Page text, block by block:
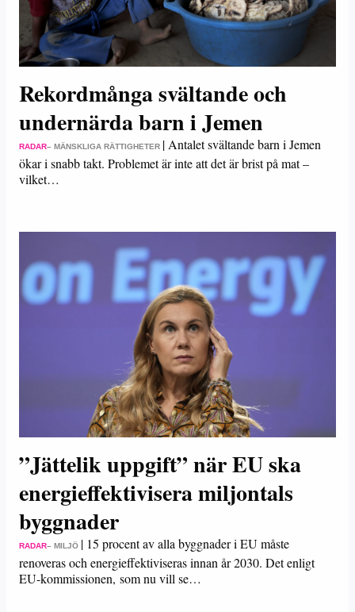
Rekordmånga svältande och
undernärda barn i Jemen
RADAR– MÄNSKLIGA RÄTTIGHETER | Antalet svältande barn i Jemen
ökar i snabb takt. Problemet är inte att det är brist på mat –
vilket…
”Jättelik uppgift” när EU ska
energieffektivisera miljontals
byggnader
RADAR– MILJÖ | 15 procent av alla byggnader i EU måste
renoveras och energieffektiviseras innan år 2030. Det enligt
EU-kommissionen, som nu vill se…